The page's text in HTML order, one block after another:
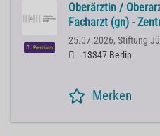
Premium
Oberärztin /
Facharzt (gn) -
25.07.2026, Stiftung
13347 Berlin
Merken